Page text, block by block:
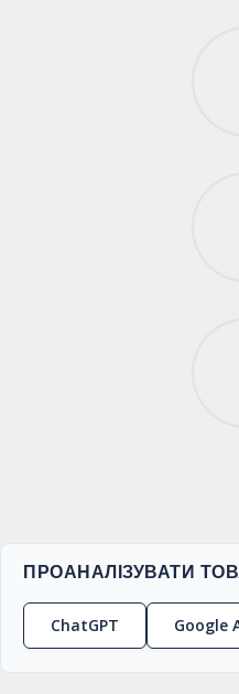
ПРОАНАЛІЗУВАТИ
ChatGPT Google